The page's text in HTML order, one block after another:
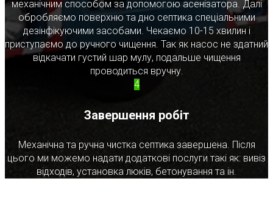
механічним способом за допомогою асенізатора. Далі
обробляємо поверхню та дно септика спеціальними
дезінфікуючими засобами. Чекаємо 10-15 хвилин і
приступаємо до ручного чищення. Так як насос не здатний
відкачати густий шар мулу, подальше чищення
проводиться вручну.
4
Завершення робіт
Механічна та ручна чистка септика завершена. Після
цього ми можемо надати додаткові послуги такі як: вивіз
відходів, установка люків, бетонування та ін.